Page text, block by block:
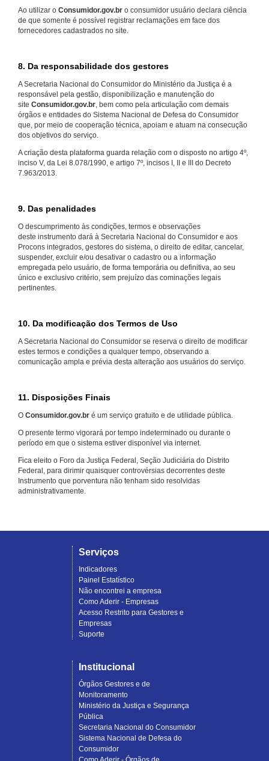
Ao utilizar o Consumidor.gov.br o consumidor usuário declara ciência
de que somente é possível registrar reclamações em face dos
fornecedores cadastrados no site.
8. Da responsabilidade dos gestores
A Secretaria Nacional do Consumidor do Ministério da Justiça é a
responsável pela gestão, disponibilização e manutenção do
site Consumidor.gov.br, bem como pela articulação com demais
órgãos e entidades do Sistema Nacional de Defesa do Consumidor
que, por meio de cooperação técnica, apoiam e atuam na consecução
dos objetivos do serviço.
A criação desta plataforma guarda relação com o disposto no artigo 4º,
inciso V, da Lei 8.078/1990, e artigo 7º, incisos I, II e III do Decreto
7.963/2013.
9. Das penalidades
O descumprimento às condições, termos e observações
deste instrumento dará à Secretaria Nacional do Consumidor e aos
Procons integrados, gestores do sistema, o direito de editar, cancelar,
suspender, excluir e/ou desativar o cadastro ou a informação
empregada pelo usuário, de forma temporária ou definitiva, ao seu
único e exclusivo critério, sem prejuízo das cominações legais
pertinentes.
10. Da modificação dos Termos de Uso
A Secretaria Nacional do Consumidor se reserva o direito de modificar
estes termos e condições a qualquer tempo, observando a
comunicação ampla e prévia desta alteração aos usuários do serviço.
11. Disposições Finais
O Consumidor.gov.br é um serviço gratuito e de utilidade pública.
O presente termo vigorará por tempo indeterminado ou durante o
período em que o sistema estiver disponível via internet.
Fica eleito o Foro da Justiça Federal, Seção Judiciária do Distrito
Federal, para dirimir quaisquer controvérsias decorrentes deste
Instrumento que porventura não tenham sido resolvidas
administrativamente.
Serviços
Indicadores
Painel Estatístico
Não encontrei a empresa
Como Aderir - Empresas
Acesso Restrito para Gestores e
Empresas
Suporte
Institucional
Órgãos Gestores e de
Monitoramento
Ministério da Justiça e Segurança
Pública
Secretaria Nacional do Consumidor
Sistema Nacional de Defesa do
Consumidor